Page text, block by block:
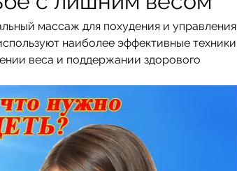
массаж для похудения и управления
наиболее эффективные техники
веса и поддержании здорового